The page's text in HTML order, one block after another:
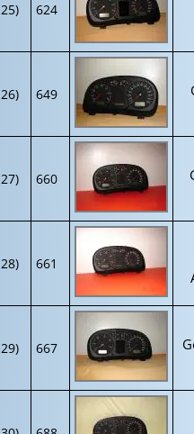
25) 624
26) 649
27) 660
28) 661
29) 667